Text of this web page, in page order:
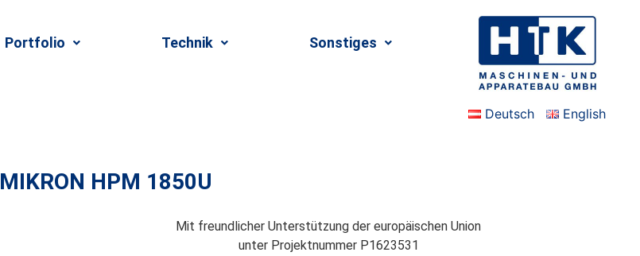
Portfolio Technik Sonstiges
Deutsch English
MIKRON HPM 1850U
Mit freundlicher Unterstützung der europäischen Union
unter Projektnummer P1623531